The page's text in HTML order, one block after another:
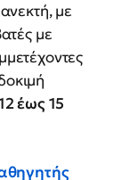
με
με
έως 15